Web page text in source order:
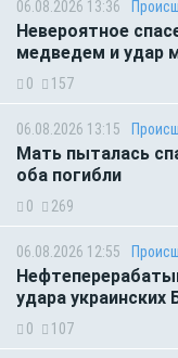
06.08.2026 13:36
Невероятное
медведем и удар
0 157
06.08.2026 13:15
Мать пыталась
оба погибли
0 269
06.08.2026 12:55
удара украинских
0 107